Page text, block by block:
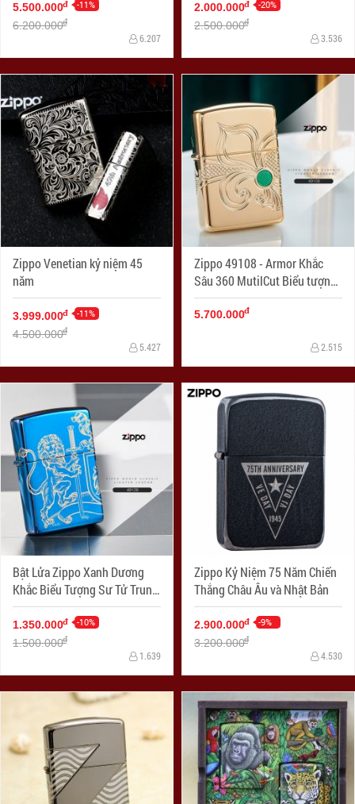
5.500.000đ -11%
6.200.000đ
6.207
2.000.000đ -20%
2.500.000đ
3.536
Zippo Venetian kỷ niệm 45
năm
3.999.000đ -11%
4.500.000đ
5.427
Zippo 49108 - Armor Khắc
Sâu 360 MutilCut Biểu tượng
Fleu-De-Lis
5.700.000đ
2.515
Bật Lửa Zippo Xanh Dương
Khắc Biểu Tượng Sư Tử Trung
Cổ
1.350.000đ -10%
1.500.000đ
1.639
Zippo Kỷ Niệm 75 Năm Chiến
Thắng Châu Âu và Nhật Bản
2.900.000đ -9%
3.200.000đ
4.530